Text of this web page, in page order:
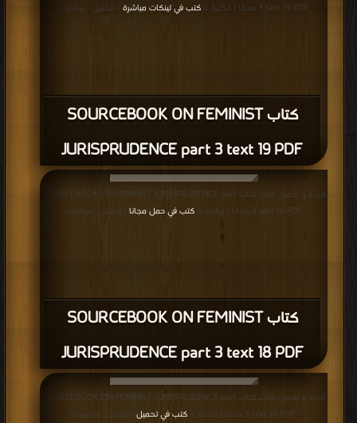
كتاب SOURCEBOOK ON FEMINIST
JURISPRUDENCE part 3 text 19 PDF
3 text 19 PDF مجانا | مكتبة >
كتب في لينكات مباشرة | التحميل : مرة/مرات
كتاب SOURCEBOOK ON FEMINIST
JURISPRUDENCE part 3 text 18 PDF
قراءة و تحميل كتاب كتاب SOURCEBOOK ON FEMINIST JURISPRUDENCE part
3 text 18 PDF مجانا | مكتبة >
كتب في حمل مجانا | التحميل : مرة/مرات
قراءة و تحميل كتاب كتاب SOURCEBOOK ON FEMINIST JURISPRUDENCE part
3 text 16 PDF مجانا | مكتبة >
كتب في تحميل | التحميل : مرة/مرات